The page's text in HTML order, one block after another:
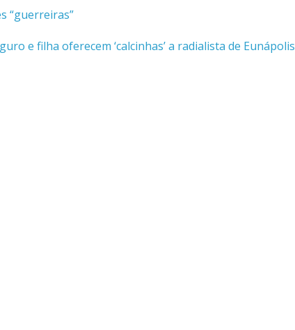
“guerreiras”
e filha oferecem ‘calcinhas’ a radialista de Eunápolis